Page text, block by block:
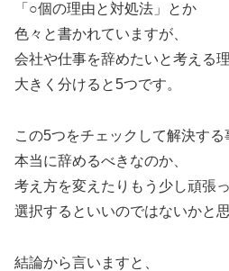
「○個の理由と対処法」とか
色々と書かれていますが、
会社や仕事を辞めたいと考える
大きく分けると5つです。
この5つをチェックして解決する
本当に辞めるべきなのか、
考え方を変えたりもう少し頑張
選択するといいのではないかと思
結論から言いますと、